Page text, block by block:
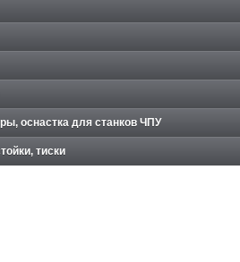
оснастка для станков ЧПУ
тиски